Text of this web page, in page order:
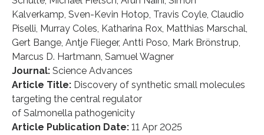
Kalverkamp, Sven-Kevin Hotop, Travis Coyle, Claudio
Piselli, Murray Coles, Katharina Rox, Matthias Marschal,
Gert Bange, Antje Flieger, Antti Poso, Mark Brönstrup,
Marcus D. Hartmann, Samuel Wagner
Journal: Science Advances
Article Title: Discovery of synthetic small molecules
targeting the central regulator
of Salmonella pathogenicity
Article Publication Date: 11 Apr 2025